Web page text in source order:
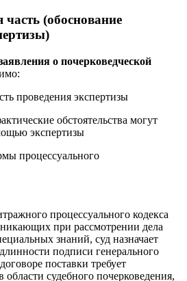
(обоснование
о почерковедческой
проведения экспертизы
обстоятельства могут
экспертизы
процессуального
процессуального кодекса
при рассмотрении дела
знаний, суд назначает
подписи генерального
поставки требует
судебного почерковедения,